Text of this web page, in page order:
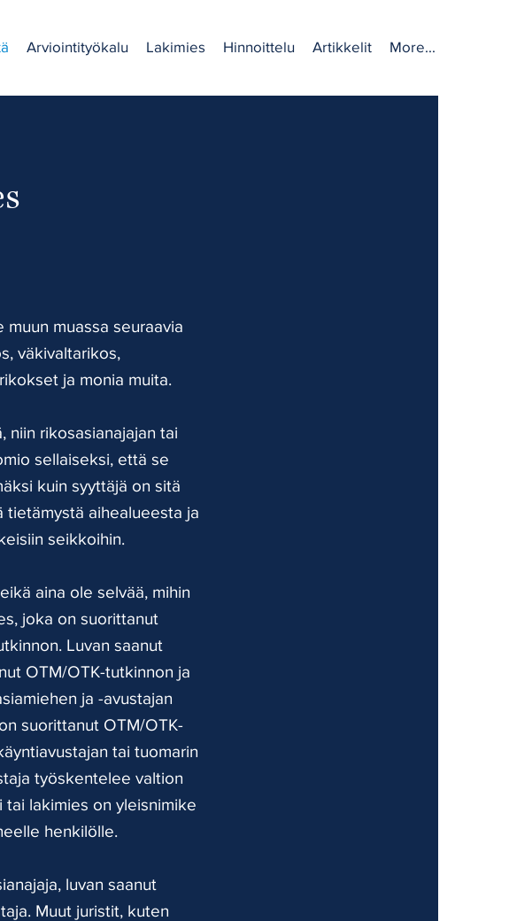
Arviointityökalu Lakimies Hinnoittelu Artikkelit More...
muassa seuraavia
väkivaltarikos,
ja monia muita.
niin rikosasianajajan tai
sellaiseksi, että se
kuin syyttäjä on sitä
tietämystä aihealueesta ja
seikkoihin.
aina ole selvää, mihin
joka on suorittanut
Luvan saanut
OTM/OTK-tutkinnon ja
ja -avustajan
suorittanut OTM/OTK-
tai tuomarin
työskentelee valtion
lakimies on yleisnimike
henkilölle.
luvan saanut
Muut juristit, kuten